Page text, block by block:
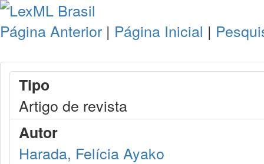
Página Anterior | Página Inicial |
Tipo
Artigo de revista
Autor
Harada, Felícia Ayako